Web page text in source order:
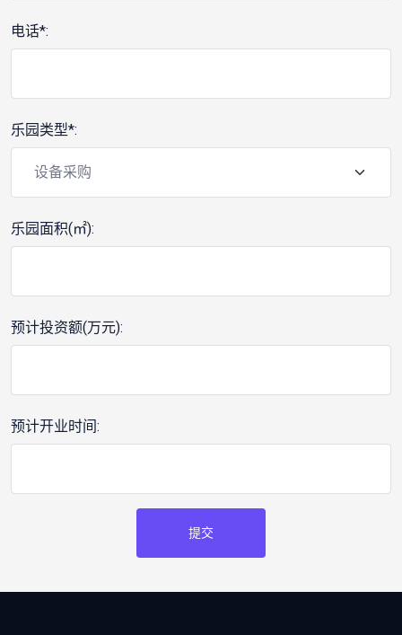
电话*:
乐园类型*:
乐园面积(㎡):
预计投资额(万元):
预计开业时间:
提交